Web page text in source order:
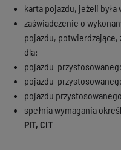
karta pojazdu, jeżeli była
zaświadczenie o
pojazdu, potwierdzające,
dla:
pojazdu
pojazdu
pojazdu
spełnia wymagania
PIT, CIT